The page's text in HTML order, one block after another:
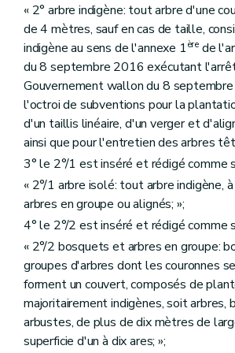
« 2° arbre indigène: tout arbre d'une
de 4 mètres, sauf en cas de taille,
indigène au sens de l'annexe 1ère de
du 8 septembre 2016 exécutant
Gouvernement wallon du 8
l'octroi de subventions pour la
d'un taillis linéaire, d'un verger et
ainsi que pour l'entretien des arbres
3° le 2°/1 est inséré et rédigé comme
« 2°/1 arbre isolé: tout arbre indigène,
arbres en groupe ou alignés; »;
4° le 2°/2 est inséré et rédigé comme
« 2°/2 bosquets et arbres en groupe:
groupes d'arbres dont les couronnes
forment un couvert, composés de
majoritairement indigènes, soit arbres,
arbustes, de plus de dix mètres de
superficie d'un à dix ares; »;